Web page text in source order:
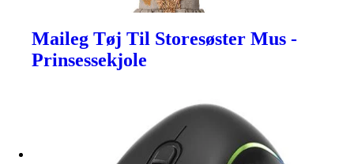
Maileg Tøj Til Storesøster Mus -
Prinsessekjole